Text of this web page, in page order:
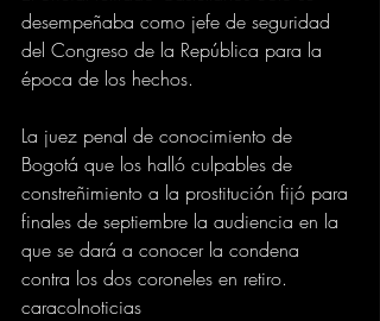
desempeñaba como jefe de seguridad
del Congreso de la República para la
época de los hechos.
La juez penal de conocimiento de
Bogotá que los halló culpables de
constreñimiento a la prostitución fijó para
finales de septiembre la audiencia en la
que se dará a conocer la condena
contra los dos coroneles en retiro.
caracolnoticias